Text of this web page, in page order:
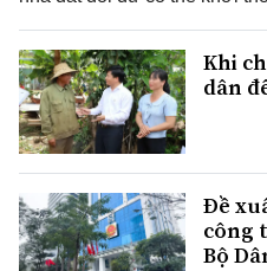
Khi
dân
Đề
công
Bộ